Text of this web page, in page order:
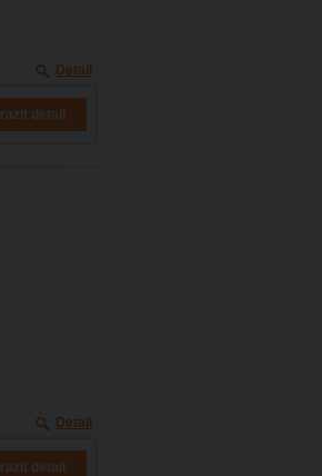
Detail
detail
Detail
detail